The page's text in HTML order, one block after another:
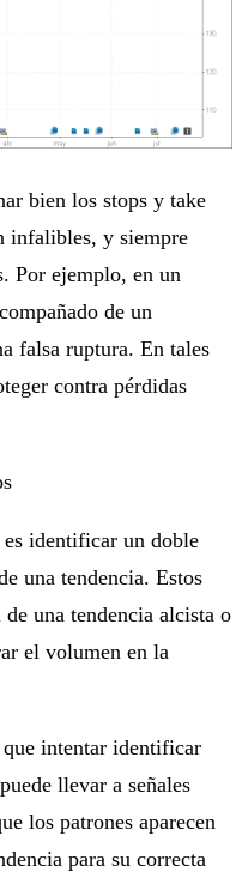
bien los stops y take
infalibles, y siempre
Por ejemplo, en un
de un
falsa ruptura. En tales
contra pérdidas
es identificar un doble
una tendencia. Estos
una tendencia alcista o
el volumen en la
intentar identificar
llevar a señales
los patrones aparecen
para su correcta